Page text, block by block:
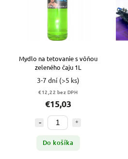
Mydlo na tetovanie s vôňou
zeleného čaju 1L
3-7 dní (>5 ks)
€12,22 bez DPH
€15,03
Do košíka